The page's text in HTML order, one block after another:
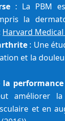
: La PBM
la
Harvard
: Une
et la
améliorer